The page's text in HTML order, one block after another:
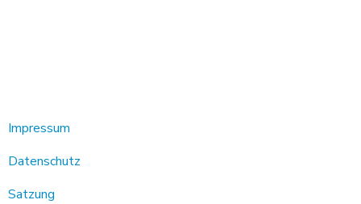
Impressum
Datenschutz
Satzung